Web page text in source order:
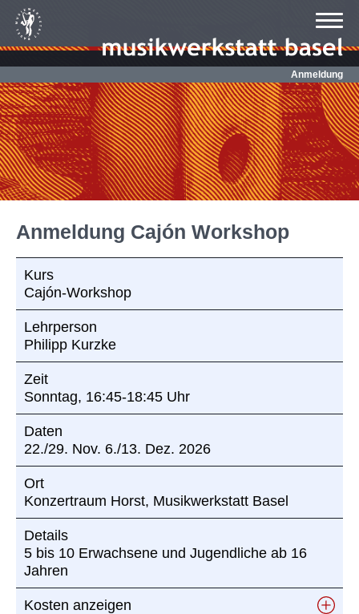
Anmeldung
Anmeldung Cajón Workshop
Kurs
Cajón-Workshop
Lehrperson
Philipp Kurzke
Zeit
Sonntag, 16:45-18:45 Uhr
Daten
22./29. Nov. 6./13. Dez. 2026
Ort
Konzertraum Horst, Musikwerkstatt Basel
Details
5 bis 10 Erwachsene und Jugendliche ab 16
Jahren
Kosten anzeigen